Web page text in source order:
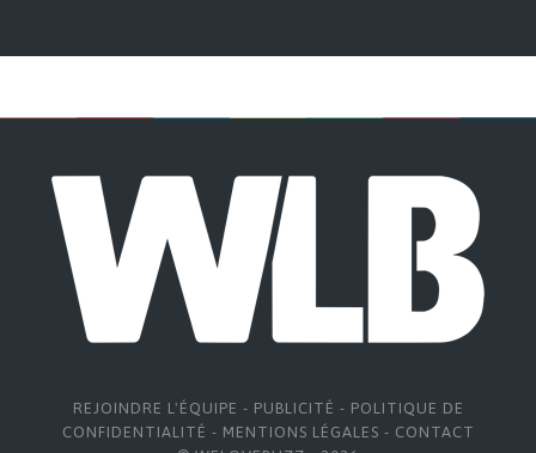
REJOINDRE L'ÉQUIPE - PUBLICITÉ - POLITIQUE DE
CONFIDENTIALITÉ - MENTIONS LÉGALES - CONTACT